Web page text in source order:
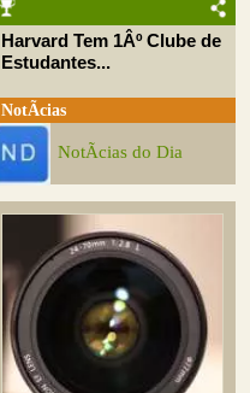
Harvard Tem 1Âº Clube de
Estudantes...
NotÃ­cias
NotÃ­cias do Dia